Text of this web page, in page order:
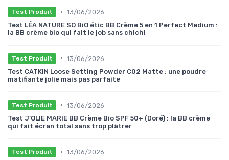
Test Produit • 13/06/2026
Test LÉA NATURE SO BiO étic BB Crème 5 en 1 Perfect Medium :
la BB crème bio qui fait le job sans chichi
Test Produit • 13/06/2026
Test CATKIN Loose Setting Powder C02 Matte : une poudre
matifiante jolie mais pas parfaite
Test Produit • 13/06/2026
Test J’OLIE MARIE BB Crème Bio SPF 50+ (Doré) : la BB crème
qui fait écran total sans trop plâtrer
Test Produit • 13/06/2026